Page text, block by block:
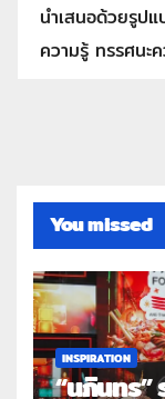
นำเสนอด้วยรูป
ความรู้ ทรรศนะ
You missed
INSPIRATION
“นภินทร”